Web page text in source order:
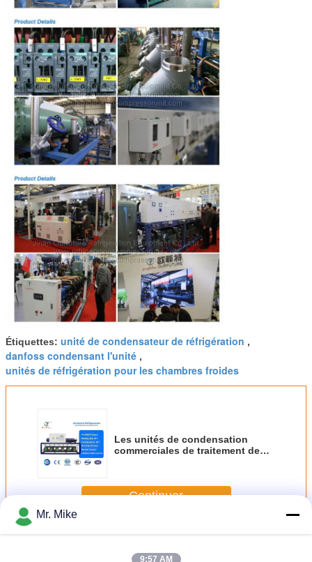
Étiquettes: unité de condensateur de réfrigération ,
danfoss condensant l'unité ,
unités de réfrigération pour les chambres froides
Les unités de condensation
commerciales de traitement de
Continuer
PlusUnité de compresseur de réfrigération
Mr. Mike
9:57 AM